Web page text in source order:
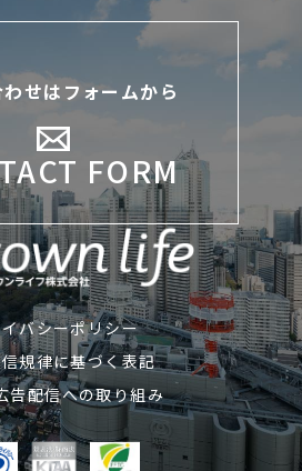
せはフォームから
FORM
バシーポリシー
規律に基づく表記
告配信への取り組み